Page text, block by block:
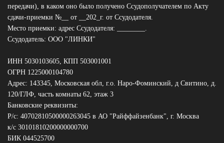
передачи), в каком оно было получено Ссудополучателем по Акту
сдачи-приемки №__ от __202_г. от Ссудодателя.
Место приемки: адрес Ссудодателя: ________.
Ссудодатель: ООО "ЛИНКИ"
ИНН 5030103605, КПП 503001001
ОГРН 1225000104780
Адрес: 143345, Московская обл, г.о. Наро-Фоминский, д Свитино, д.
120/ГЛФ, часть комнаты 62, этаж 3
Банковские реквизиты:
Р/с: 40702810500000263045 в АО "Райффайзенбанк", г. Москва
к/с 30101810200000000700
БИК 044525700